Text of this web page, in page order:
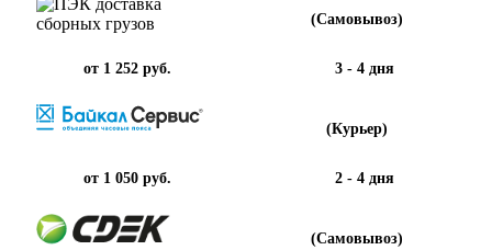
(Самовывоз)
от 1 252 руб. 3 - 4 дня
(Курьер)
от 1 050 руб. 2 - 4 дня
(Самовывоз)